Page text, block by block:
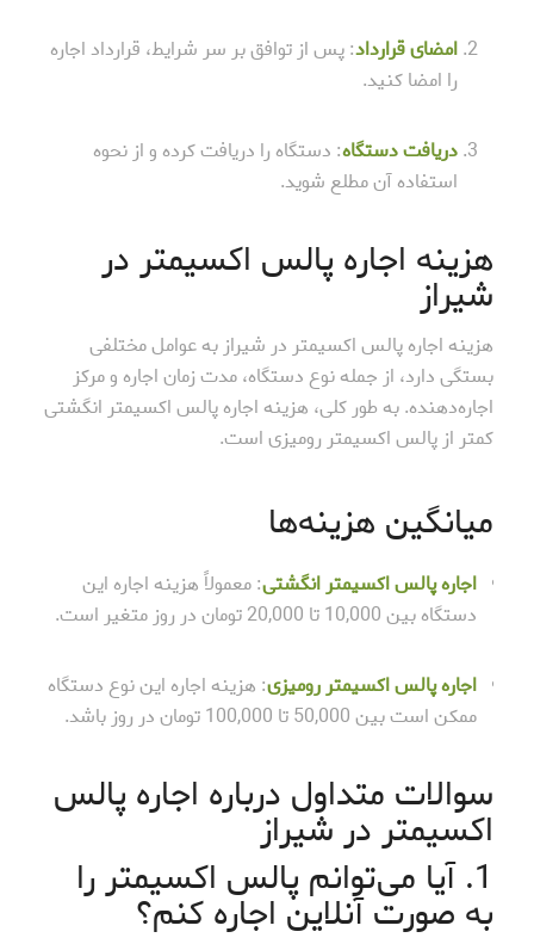
امضای قرارداد: پس از توافق بر سر شرایط، قرارداد اجاره
را امضا کنید.
دریافت دستگاه: دستگاه را دریافت کرده و از نحوه
استفاده آن مطلع شوید.
هزینه اجاره پالس اکسیمتر در
شیراز
هزینه اجاره پالس اکسیمتر در شیراز به عوامل مختلفی
بستگی دارد، از جمله نوع دستگاه، مدت زمان اجاره و مرکز
اجاره‌دهنده. به طور کلی، هزینه اجاره پالس اکسیمتر انگشتی
کمتر از پالس اکسیمتر رومیزی است.
میانگین هزینه‌ها
اجاره پالس اکسیمتر انگشتی: معمولاً هزینه اجاره این
دستگاه بین 10,000 تا 20,000 تومان در روز متغیر است.
اجاره پالس اکسیمتر رومیزی: هزینه اجاره این نوع دستگاه
ممکن است بین 50,000 تا 100,000 تومان در روز باشد.
سوالات متداول درباره اجاره پالس
اکسیمتر در شیراز
1. آیا می‌توانم پالس اکسیمتر را
به صورت آنلاین اجاره کنم؟